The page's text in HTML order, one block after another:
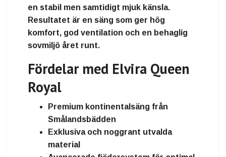
en stabil men samtidigt mjuk känsla.
Resultatet är en säng som ger hög
komfort, god ventilation och en behaglig
sovmiljö året runt.
Fördelar med Elvira Queen
Royal
Premium kontinentalsäng från
Smålandsbädden
Exklusiva och noggrant utvalda
material